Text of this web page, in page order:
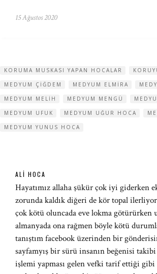
15 Ağustos 2020
KORUMA MUSKASI YAPAN HOCALAR
MEDYUM ÇIĞDEM
MEDYUM ELMIRA
MEDYUM MELIH
MEDYUM MENGÜ
MEDYUM UFUK
MEDYUM UĞUR HOCA
MEDYUM YUNUS HOCA
ALI HOCA
Hayatımız allaha şükür çok iyi
zorunda kaldık diğeri de kör topal
çok kötü oluncada eve lokma götürürken
almanyada ona rağmen böyle kötü
tanıştım facebook üzerinden bir
sayfamyış bir sürü insanın beğenisi
işlemi yapması gelen vefki tarif ettiği